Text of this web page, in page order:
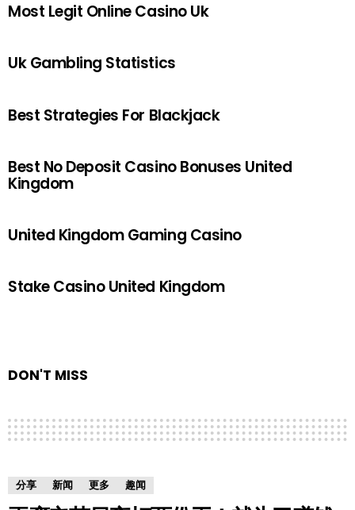
Most Legit Online Casino Uk
Uk Gambling Statistics
Best Strategies For Blackjack
Best No Deposit Casino Bonuses United
Kingdom
United Kingdom Gaming Casino
Stake Casino United Kingdom
DON'T MISS
分享 新闻 更多 趣闻